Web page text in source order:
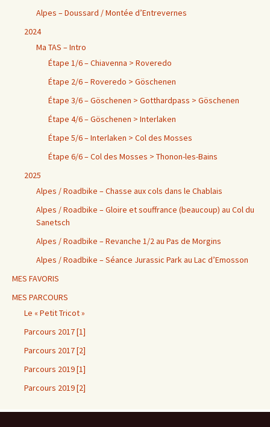
Alpes – Doussard / Montée d’Entrevernes
2024
Ma TAS – Intro
Étape 1/6 – Chiavenna > Roveredo
Étape 2/6 – Roveredo > Göschenen
Étape 3/6 – Göschenen > Gotthardpass > Göschenen
Étape 4/6 – Göschenen > Interlaken
Étape 5/6 – Interlaken > Col des Mosses
Étape 6/6 – Col des Mosses > Thonon-les-Bains
2025
Alpes / Roadbike – Chasse aux cols dans le Chablais
Alpes / Roadbike – Gloire et souffrance (beaucoup) au Col du
Sanetsch
Alpes / Roadbike – Revanche 1/2 au Pas de Morgins
Alpes / Roadbike – Séance Jurassic Park au Lac d’Emosson
MES FAVORIS
MES PARCOURS
Le « Petit Tricot »
Parcours 2017 [1]
Parcours 2017 [2]
Parcours 2019 [1]
Parcours 2019 [2]